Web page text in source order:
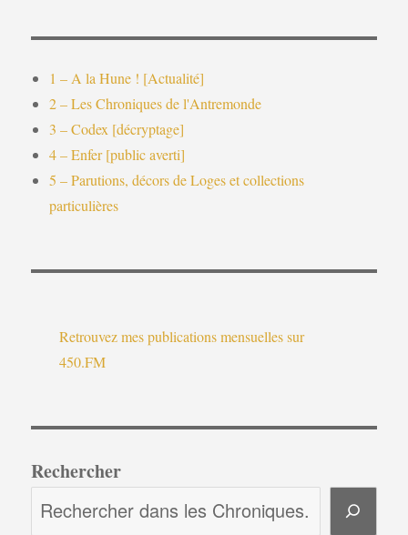
1 – A la Hune ! [Actualité]
2 – Les Chroniques de l'Antremonde
3 – Codex [décryptage]
4 – Enfer [public averti]
5 – Parutions, décors de Loges et collections
particulières
Retrouvez mes publications mensuelles sur
450.FM
Rechercher